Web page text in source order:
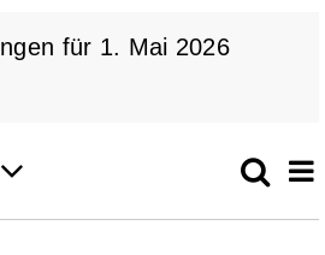
für 1. Mai 2026
Tag